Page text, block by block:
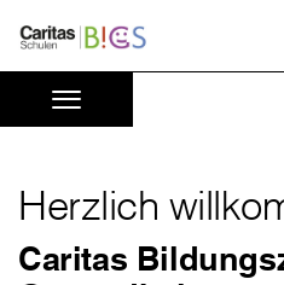
Herzlich
Caritas